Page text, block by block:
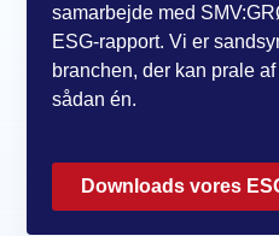
samarbejde med
ESG-rapport. Vi er
branchen, der kan prale
sådan én.
Downloads vores